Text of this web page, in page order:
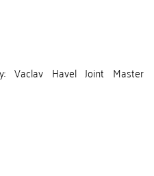
Vaclav Havel Joint Master